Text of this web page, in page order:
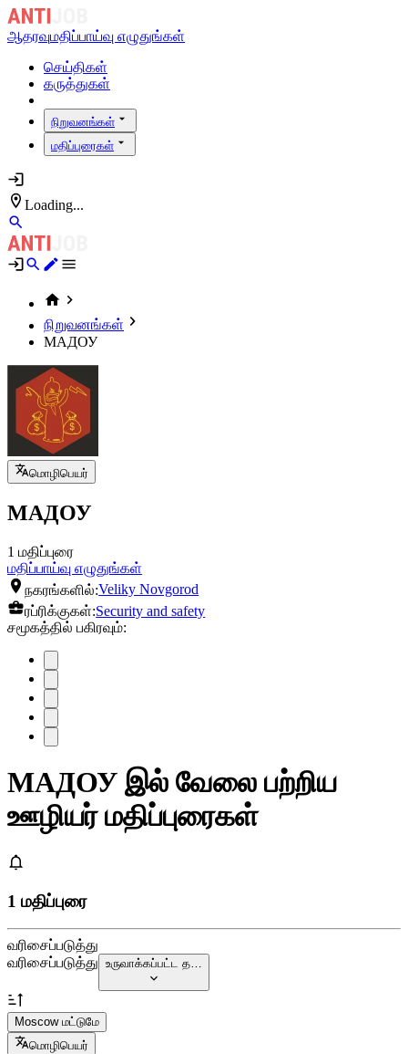
ஆதரவுமதிப்பாய்வு எழுதுங்கள்
செய்திகள்
கருத்துகள்
நிறுவனங்கள்
மதிப்புரைகள்
Loading...
நிறுவனங்கள்
МАДОУ
மொழிபெயர்
МАДОУ
1 மதிப்புரை
மதிப்பாய்வு எழுதுங்கள்
நகரங்களில்:Veliky Novgorod
ரப்ரிக்குகள்:Security and safety
சமூகத்தில் பகிரவும்:
МАДОУ இல் வேலை பற்றிய
ஊழியர் மதிப்புரைகள்
1 மதிப்புரை
வரிசைப்படுத்து
வரிசைப்படுத்து உருவாக்கப்பட்ட த…
Moscow மட்டுமே
மொழிபெயர்